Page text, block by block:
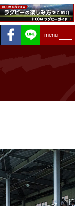
Twitter
Facebook
menu